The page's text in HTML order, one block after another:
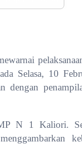
Selasa, 10
dengan
N 1 Kaliori.